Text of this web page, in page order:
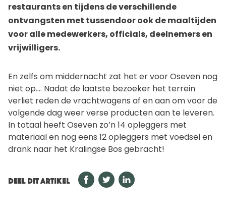
restaurants en tijdens de verschillende
ontvangsten met tussendoor ook de maaltijden
voor alle medewerkers, officials, deelnemers en
vrijwilligers.
En zelfs om middernacht zat het er voor Oseven nog
niet op…. Nadat de laatste bezoeker het terrein
verliet reden de vrachtwagens af en aan om voor de
volgende dag weer verse producten aan te leveren.
In totaal heeft Oseven zo’n 14 opleggers met
materiaal en nog eens 12 opleggers met voedsel en
drank naar het Kralingse Bos gebracht!
DEEL DIT ARTIKEL